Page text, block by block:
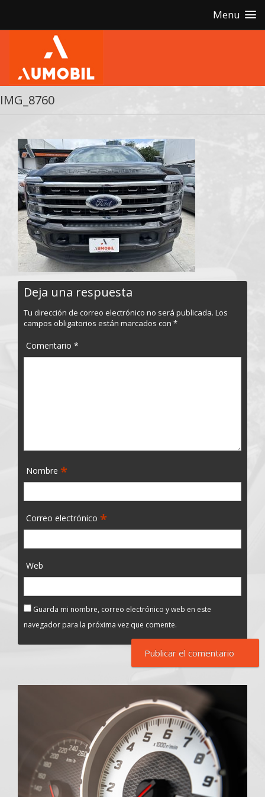
Menu
IMG_8760
Deja una respuesta
Tu dirección de correo electrónico no será publicada. Los
campos obligatorios están marcados con *
Comentario *
Nombre *
Correo electrónico *
Web
Guarda mi nombre, correo electrónico y web en este
navegador para la próxima vez que comente.